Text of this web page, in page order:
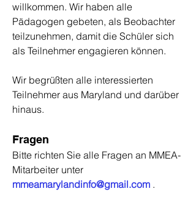
willkommen. Wir haben alle
Pädagogen gebeten, als Beobachter
teilzunehmen, damit die Schüler sich
als Teilnehmer engagieren können.
Wir begrüßten alle interessierten
Teilnehmer aus Maryland und darüber
hinaus.
Fragen
Bitte richten Sie alle Fragen an MMEA-
Mitarbeiter unter
mmeamarylandinfo@gmail.com .